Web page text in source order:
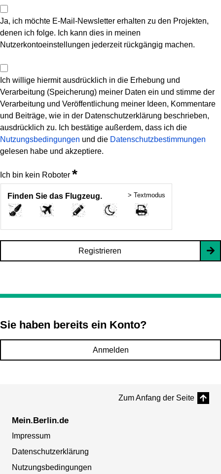
Ja, ich möchte E-Mail-Newsletter erhalten zu den Projekten,
denen ich folge. Ich kann dies in meinen
Nutzerkontoeinstellungen jederzeit rückgängig machen.
Ich willige hiermit ausdrücklich in die Erhebung und
Verarbeitung (Speicherung) meiner Daten ein und stimme der
Verarbeitung und Veröffentlichung meiner Ideen, Kommentare
und Beiträge, wie in der Datenschutzerklärung beschrieben,
ausdrücklich zu. Ich bestätige außerdem, dass ich die
Nutzungsbedingungen und die Datenschutzbestimmungen
gelesen habe und akzeptiere.
Ich bin kein Roboter *
Finden Sie das Flugzeug. > Textmodus
Registrieren
Sie haben bereits ein Konto?
Anmelden
Zum Anfang der Seite
Mein.Berlin.de
Impressum
Datenschutzerklärung
Nutzungsbedingungen